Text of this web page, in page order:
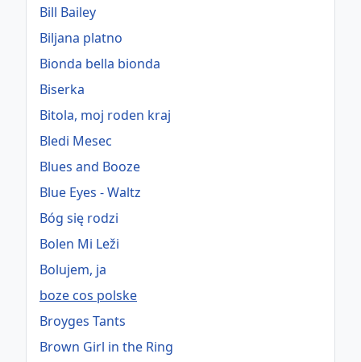
Bill Bailey
Biljana platno
Bionda bella bionda
Biserka
Bitola, moj roden kraj
Bledi Mesec
Blues and Booze
Blue Eyes - Waltz
Bóg się rodzi
Bolen Mi Leži
Bolujem, ja
boze cos polske
Broyges Tants
Brown Girl in the Ring